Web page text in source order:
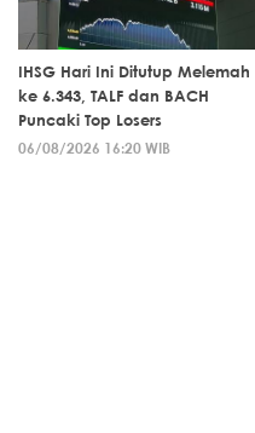
IHSG Hari Ini Ditutup Melemah
ke 6.343, TALF dan BACH
Puncaki Top Losers
06/08/2026 16:20 WIB